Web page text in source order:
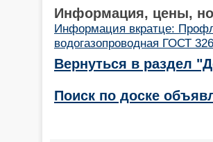
Информация, цены,
Информация вкратце:
водогазопроводная ГОСТ
Вернуться в раздел
Поиск по доске